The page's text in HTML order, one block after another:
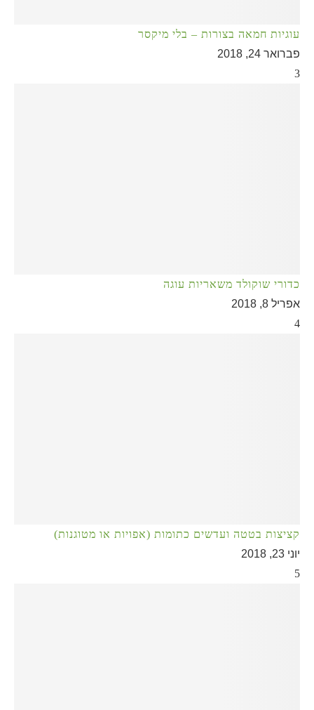
עוגיות חמאה בצורות – בלי מיקסר
פברואר 24, 2018
3
כדורי שוקולד משאריות עוגה
אפריל 8, 2018
4
קציצות בטטה ועדשים כתומות (אפויות או מטוגנות)
יוני 23, 2018
5